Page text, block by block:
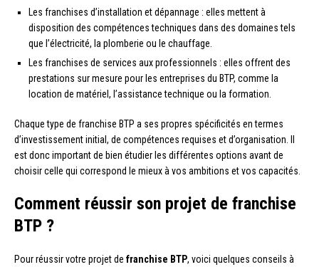
Les franchises d’installation et dépannage : elles mettent à
disposition des compétences techniques dans des domaines tels
que l’électricité, la plomberie ou le chauffage.
Les franchises de services aux professionnels : elles offrent des
prestations sur mesure pour les entreprises du BTP, comme la
location de matériel, l’assistance technique ou la formation.
Chaque type de franchise BTP a ses propres spécificités en termes
d’investissement initial, de compétences requises et d’organisation. Il
est donc important de bien étudier les différentes options avant de
choisir celle qui correspond le mieux à vos ambitions et vos capacités.
Comment réussir son projet de franchise
BTP ?
Pour réussir votre projet de franchise BTP, voici quelques conseils à